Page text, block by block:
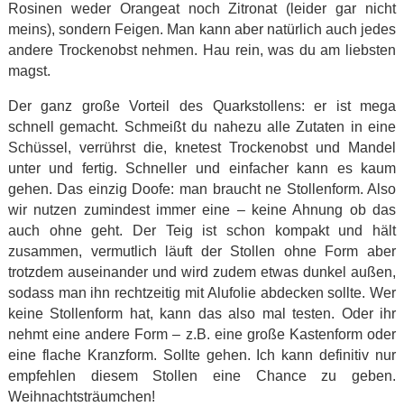
Rosinen weder Orangeat noch Zitronat (leider gar nicht
meins), sondern Feigen. Man kann aber natürlich auch jedes
andere Trockenobst nehmen. Hau rein, was du am liebsten
magst.
Der ganz große Vorteil des Quarkstollens: er ist mega
schnell gemacht. Schmeißt du nahezu alle Zutaten in eine
Schüssel, verrührst die, knetest Trockenobst und Mandel
unter und fertig. Schneller und einfacher kann es kaum
gehen. Das einzig Doofe: man braucht ne Stollenform. Also
wir nutzen zumindest immer eine – keine Ahnung ob das
auch ohne geht. Der Teig ist schon kompakt und hält
zusammen, vermutlich läuft der Stollen ohne Form aber
trotzdem auseinander und wird zudem etwas dunkel außen,
sodass man ihn rechtzeitig mit Alufolie abdecken sollte. Wer
keine Stollenform hat, kann das also mal testen. Oder ihr
nehmt eine andere Form – z.B. eine große Kastenform oder
eine flache Kranzform. Sollte gehen. Ich kann definitiv nur
empfehlen diesem Stollen eine Chance zu geben.
Weihnachtsträumchen!